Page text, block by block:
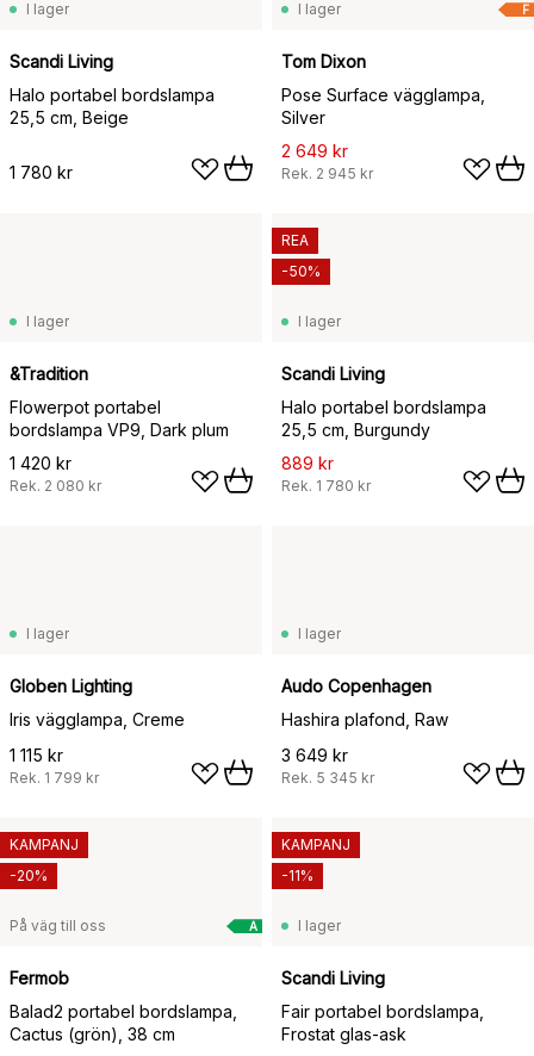
I lager
Scandi Living
Halo portabel bordslampa
25,5 cm, Beige
1 780 kr
F
I lager
Tom Dixon
Pose Surface vägglampa,
Silver
2 649 kr
Rek. 2 945 kr
I lager
&Tradition
Flowerpot portabel
bordslampa VP9, Dark plum
1 420 kr
Rek. 2 080 kr
I lager
Scandi Living
Halo portabel bordslampa
25,5 cm, Burgundy
889 kr
Rek. 1 780 kr
REA
-50%
I lager
Globen Lighting
Iris vägglampa, Creme
1 115 kr
Rek. 1 799 kr
I lager
Audo Copenhagen
Hashira plafond, Raw
3 649 kr
Rek. 5 345 kr
A
På väg till oss
Fermob
Balad2 portabel bordslampa,
Cactus (grön), 38 cm
KAMPANJ
-20%
I lager
Scandi Living
Fair portabel bordslampa,
Frostat glas-ask
KAMPANJ
-11%